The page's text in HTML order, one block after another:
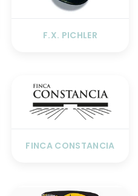
F.X. PICHLER
FINCA CONSTANCIA